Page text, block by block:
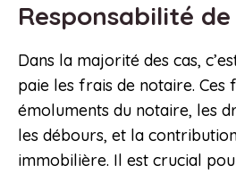
Responsabilité
Dans la majorité des cas,
paie les frais de notaire. Ces
émoluments du notaire, les
les débours, et la
immobilière. Il est crucial